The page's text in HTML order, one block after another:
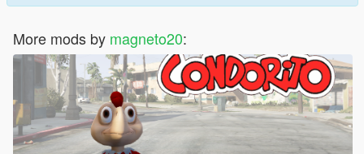
More mods by magneto20: